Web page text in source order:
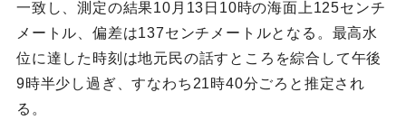
一致し、測定の結果10月13日10時の海面上125センチ
メートル、偏差は137センチメートルとなる。最高水
位に達した時刻は地元民の話すところを綜合して午後
9時半少し過ぎ、すなわち21時40分ごろと推定され
る。